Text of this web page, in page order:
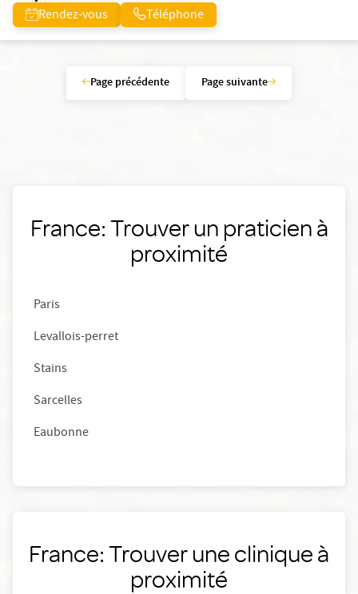
Rendez-vous Téléphone
Page précédente Page suivante
France: Trouver un praticien à
proximité
Paris
Levallois-perret
Stains
Sarcelles
Eaubonne
France: Trouver une clinique à
proximité